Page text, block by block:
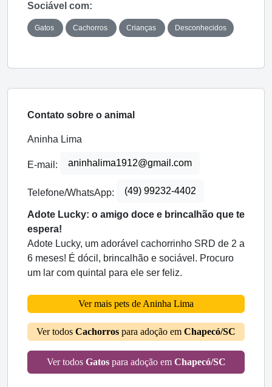
Sociável com:
Gatos Cachorros Crianças Desconhecidos
Contato sobre o animal
Aninha Lima
E-mail: aninhalima1912@gmail.com
Telefone/WhatsApp: (49) 99232-4402
Adote Lucky: o amigo doce e brincalhão que te
espera!
Adote Lucky, um adorável cachorrinho SRD de 2 a
6 meses! É dócil, brincalhão e sociável. Procuro
um lar com quintal para ele ser feliz.
Ver mais pets de Aninha Lima
Ver todos Cachorros para adoção em Chapecó/SC
Ver todos Gatospara adoção em Chapecó/SC